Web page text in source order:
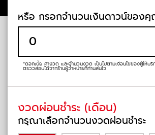
หรือ กรอกจำนวนเงินดาวน์ของ
*ดอกเบี้ย ค่างวด และจำนวนงวด เป็นไปตามเงื่อนไขของผู้ให้บริ
ตรวจสอบได้จากร้านผู้จำหน่ายที่ท่านสนใจ
งวดผ่อนชำระ (เดือน)
กรุณาเลือกจำนวนงวดผ่อนชำระ